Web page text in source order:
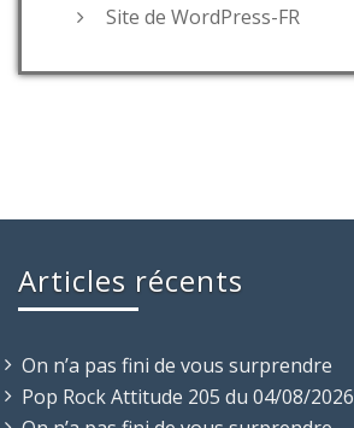
Site de WordPress-FR
Articles récents
On n’a pas fini de vous surprendre
Pop Rock Attitude 205 du 04/08/2026